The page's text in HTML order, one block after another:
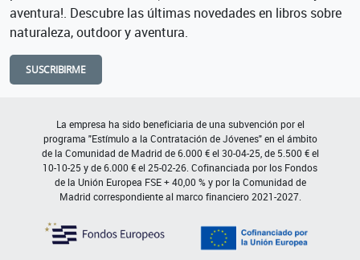
aventura!. Descubre las últimas novedades en libros sobre
naturaleza, outdoor y aventura.
SUSCRIBIRME
La empresa ha sido beneficiaria de una subvención por el
programa "Estímulo a la Contratación de Jóvenes" en el ámbito
de la Comunidad de Madrid de 6.000 € el 30-04-25, de 5.500 € el
10-10-25 y de 6.000 € el 25-02-26. Cofinanciada por los Fondos
de la Unión Europea FSE + 40,00 % y por la Comunidad de
Madrid correspondiente al marco financiero 2021-2027.